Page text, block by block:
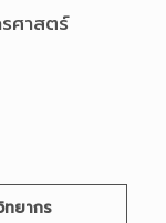
าสตร์
ทยากร